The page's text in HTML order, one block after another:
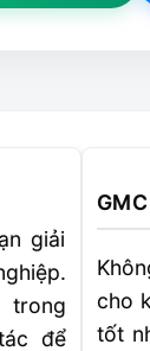
giải
trong
để
cho
tốt